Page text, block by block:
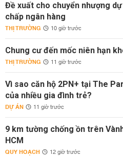
Đề xuất cho chuyển nhượng
chấp ngân hàng
THỊ TRƯỜNG 10 giờ trước
Chung cư đến mốc niên hạn
THỊ TRƯỜNG 11 giờ trước
Vì sao căn hộ 2PN+ tại The
của nhiều gia đình trẻ?
DỰ ÁN 11 giờ trước
9 km tường chống ồn trên
HCM
QUY HOẠCH 12 giờ trước